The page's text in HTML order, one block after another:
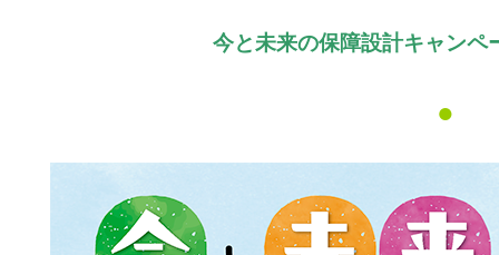
今と未来の保障設計キャンペ
●